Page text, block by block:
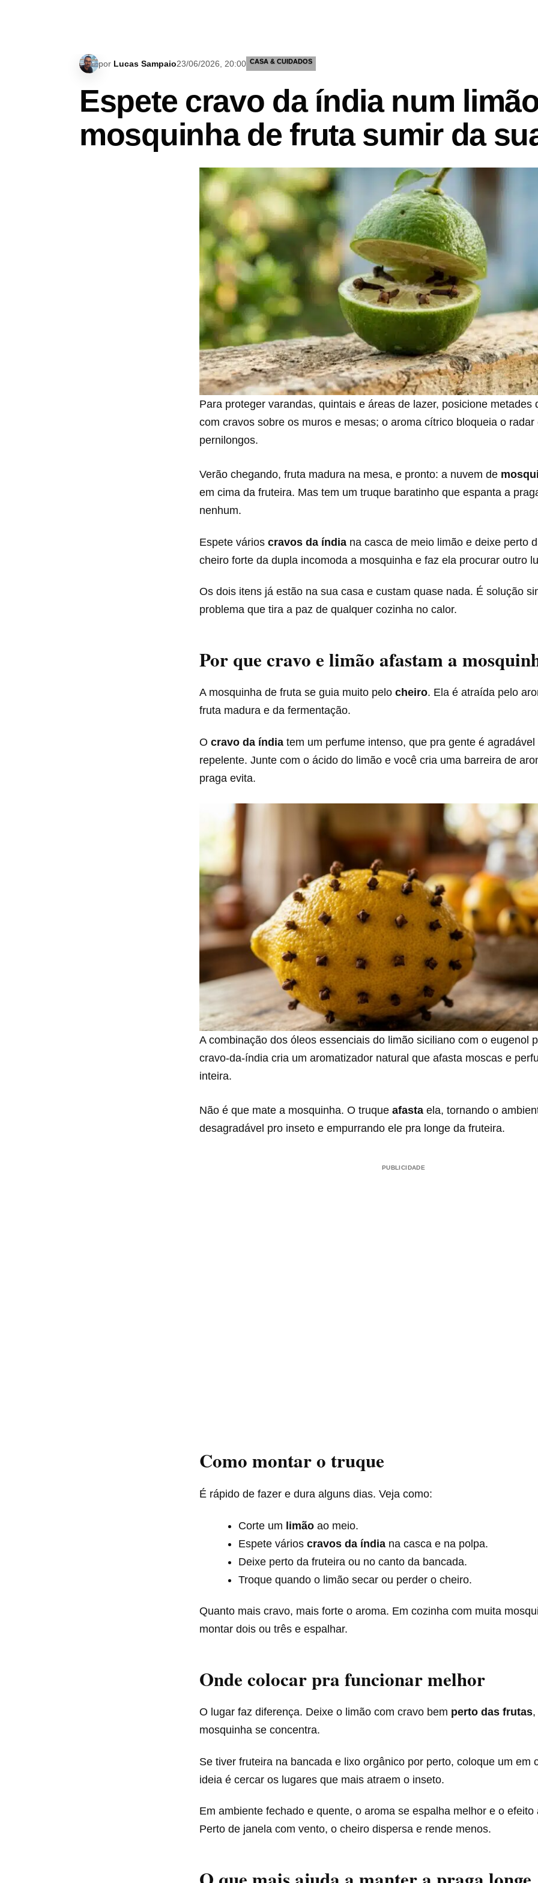
por Lucas Sampaio23/06/2026, 20:00 CASA & CUIDADOS
Espete cravo da índia num
mosquinha de fruta sumir da
Para proteger varandas, quintais e áreas de lazer, posicione metades
com cravos sobre os muros e mesas; o aroma cítrico bloqueia o radar
pernilongos.
Verão chegando, fruta madura na mesa, e pronto: a nuvem de
em cima da fruteira. Mas tem um truque baratinho que espanta a
nenhum.
Espete vários cravos da índia na casca de meio limão e deixe perto
cheiro forte da dupla incomoda a mosquinha e faz ela procurar outro
Os dois itens já estão na sua casa e custam quase nada. É solução
problema que tira a paz de qualquer cozinha no calor.
Por que cravo e limão afastam a
A mosquinha de fruta se guia muito pelo cheiro. Ela é atraída pelo
fruta madura e da fermentação.
O cravo da índia tem um perfume intenso, que pra gente é
repelente. Junte com o ácido do limão e você cria uma barreira de
praga evita.
A combinação dos óleos essenciais do limão siciliano com o eugenol
cravo-da-índia cria um aromatizador natural que afasta moscas e
inteira.
Não é que mate a mosquinha. O truque afasta ela, tornando o
desagradável pro inseto e empurrando ele pra longe da fruteira.
PUBLICIDADE
Como montar o truque
É rápido de fazer e dura alguns dias. Veja como:
Corte um limão ao meio.
Espete várioscravos da índia na casca e na polpa.
Deixe perto da fruteira ou no canto da bancada.
Troque quando o limão secar ou perder o cheiro.
Quanto mais cravo, mais forte o aroma. Em cozinha com muita
montar dois ou três e espalhar.
Onde colocar pra funcionar melhor
O lugar faz diferença. Deixe o limão com cravo bem perto das frutas
mosquinha se concentra.
Se tiver fruteira na bancada e lixo orgânico por perto, coloque um em
ideia é cercar os lugares que mais atraem o inseto.
Em ambiente fechado e quente, o aroma se espalha melhor e o efeito
Perto de janela com vento, o cheiro dispersa e rende menos.